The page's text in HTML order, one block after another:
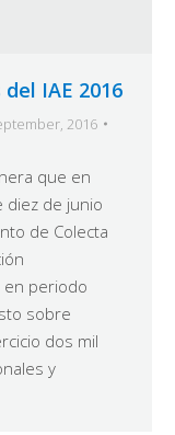
IAE 2016
2016
que en
diez de junio
de Colecta
en periodo
sobre
dos mil
y